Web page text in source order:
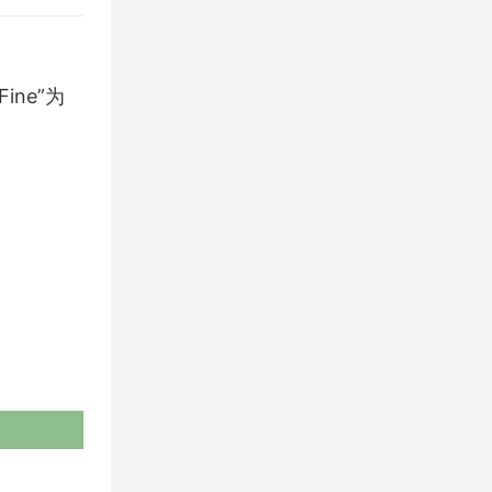
为